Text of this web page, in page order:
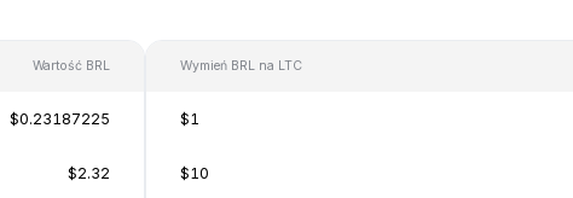
Wartość BRL
$0.23187225
$2.32
Wymień BRL na LTC
$1
$10